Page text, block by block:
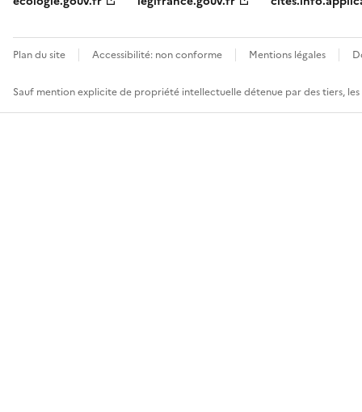
Plan du site Accessibilité: non conforme Mentions légales
Sauf mention explicite de propriété intellectuelle détenue par des tiers,